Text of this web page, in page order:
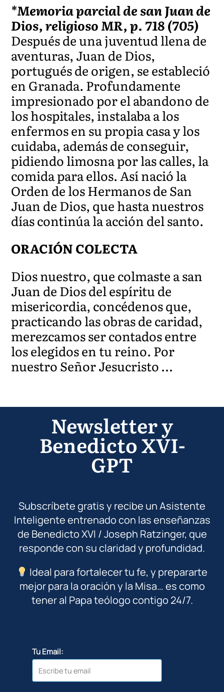
*Memoria parcial de san Juan de
Dios, religioso MR, p. 718 (705)
Después de una juventud llena de
aventuras, Juan de Dios,
portugués de origen, se estableció
en Granada. Profundamente
impresionado por el abandono de
los hospitales, instalaba a los
enfermos en su propia casa y los
cuidaba, además de conseguir,
pidiendo limosna por las calles, la
comida para ellos. Así nació la
Orden de los Hermanos de San
Juan de Dios, que hasta nuestros
días continúa la acción del santo.
ORACIÓN COLECTA
Dios nuestro, que colmaste a san
Juan de Dios del espíritu de
misericordia, concédenos que,
practicando las obras de caridad,
merezcamos ser contados entre
los elegidos en tu reino. Por
nuestro Señor Jesucristo …
Newsletter y
Benedicto XVI-
GPT
Subscríbete gratis y recibe un Asistente
Inteligente entrenado con las enseñanzas
de Benedicto XVI / Joseph Ratzinger, que
responde con su claridad y profundidad.
Ideal para fortalecer tu fe, y prepararte
mejor para la oración y la Misa… es como
tener al Papa teólogo contigo 24/7.
Tu Email: